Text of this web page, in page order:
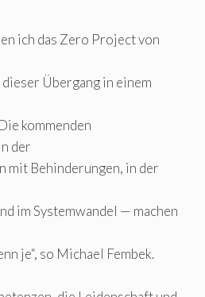
ich das Zero Project von
Übergang in einem
kommenden
der
mit Behinderungen, in der
im Systemwandel — machen
je“, so Michael Fembek.